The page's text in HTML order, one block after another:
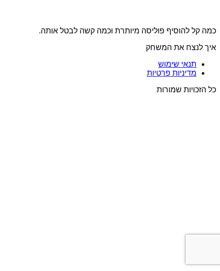
כמה קל להוסיף פוליסה מיותרת וכמה קשה לבטל אותה.
איך לנצח את המשחק
תנאי שימוש
מדיניות פרטיות
כל הזכויות שמורות